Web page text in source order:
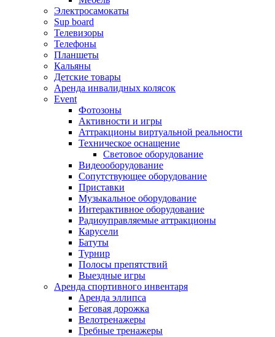
Электросамокаты
Sup board
Телевизоры
Телефоны
Планшеты
Кальяны
Детские товары
Аренда инвалидных колясок
Event
Фотозоны
Активности и игры
Аттракционы виртуальной реальности
Техническое оснащение
Световое оборудование
Видеооборудование
Сопутствующее оборудование
Приставки
Музыкальное оборудование
Интерактивное оборудование
Радиоуправляемые аттракционы
Карусели
Батуты
Турнир
Полосы препятствий
Выездные игры
Аренда спортивного инвентаря
Аренда эллипса
Бeговая дoрожка
Велотренажеры
Гребные тренажеры